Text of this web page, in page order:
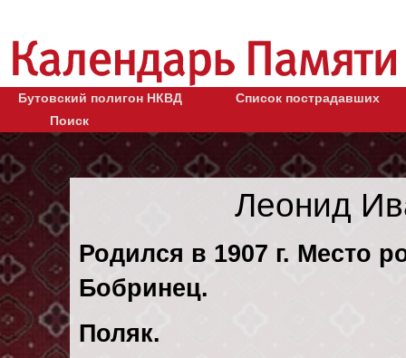
Бутовский полигон НКВД
Список пострадавших
Поиск
Леонид
Родился в 1907 г. Место
Бобринец.
Поляк.